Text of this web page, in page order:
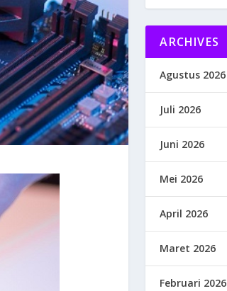
ARCHIVES
Agustus 2026
Juli 2026
Juni 2026
Mei 2026
April 2026
Maret 2026
Februari 2026